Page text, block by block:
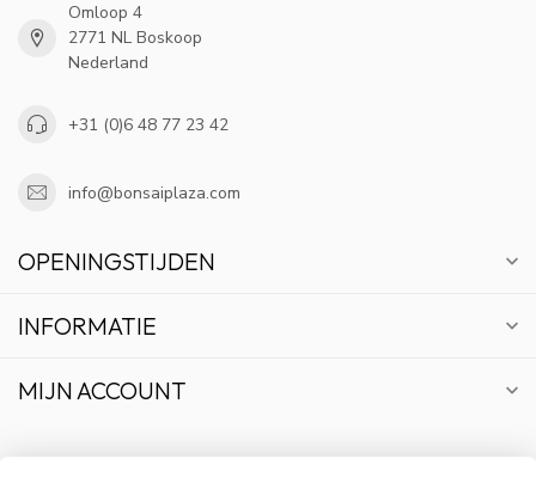
Omloop 4
2771 NL Boskoop
Nederland
+31 (0)6 48 77 23 42
info@bonsaiplaza.com
OPENINGSTIJDEN
INFORMATIE
MIJN ACCOUNT